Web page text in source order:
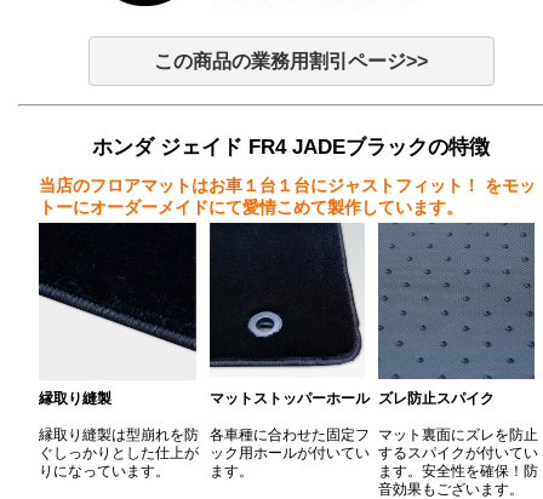
この商品の業務用割引ページ>>
ホンダ ジェイド FR4 JADEブラックの特徴
当店のフロアマットはお車１台１台にジャストフィット！
をモッ
トーにオーダーメイドにて愛情こめて製作しています。
縁取り縫製
縁取り縫製は型崩れを防
ぐしっかりとした仕上が
りになっています。
マットストッパーホール
各車種に合わせた固定フ
ック用ホールが付いてい
ます。
ズレ防止スパイク
マット裏面にズレを防止
するスパイクが付いてい
ます。安全性を確保！防
音効果もございます。